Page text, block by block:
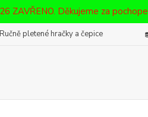
ZAVŘENO. Děkujeme za
Ručně pletené hračky a čepice